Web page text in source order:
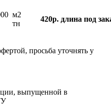
м2
тн
420р. длина под
просьба уточнять у
выпущенной в